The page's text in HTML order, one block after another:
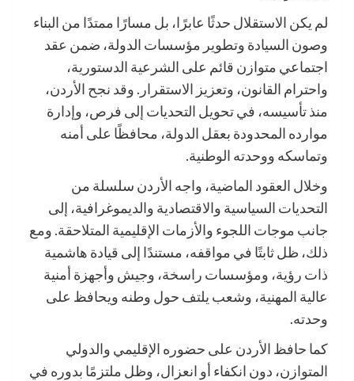
لم يكن الاستقلال حدثًا عابرًا، بل مسارًا ممتدًا من البناء
وصون السيادة وتطوير مؤسسات الدولة، ضمن عقد
اجتماعي متوازن قائم على الشرعية الدستورية،
واحترام القانون، وتعزيز الاستقرار. وقد نجح الأردن،
منذ تأسيسه، في تحويل التحديات إلى فرص، وإدارة
موارده المحدودة بعقل الدولة، محافظًا على أمنه
وتماسكه ووحدته الوطنية.
وخلال العقود الماضية، واجه الأردن سلسلة من
التحديات السياسية والاقتصادية والديموغرافية، إلى
جانب موجات اللجوء والأزمات الإقليمية المتلاحقة. ومع
ذلك، ظل ثابتًا في مواقفه، مستندًا إلى قيادة هاشمية
ذات رؤية، ومؤسسات راسخة، وجيش وأجهزة أمنية
عالية المهنية، وشعب يلتف حول وطنه ويحافظ على
وحدته.
كما حافظ الأردن على حضوره الإقليمي والدولي
المتوازن، دون انكفاء أو انعزال، وظل ملتزمًا بدوره في